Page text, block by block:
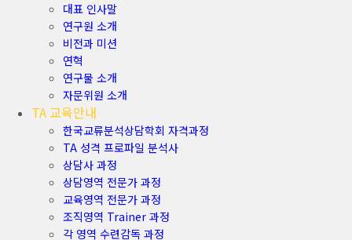
대표 인사말
연구원 소개
비전과 미션
연혁
연구물 소개
자문위원 소개
TA 교육안내
한국교류분석상담학회 자격과정
TA 성격 프로파일 분석사
상담사 과정
상담영역 전문가 과정
교육영역 전문가 과정
조직영역 Trainer 과정
각 영역 수련감독 과정